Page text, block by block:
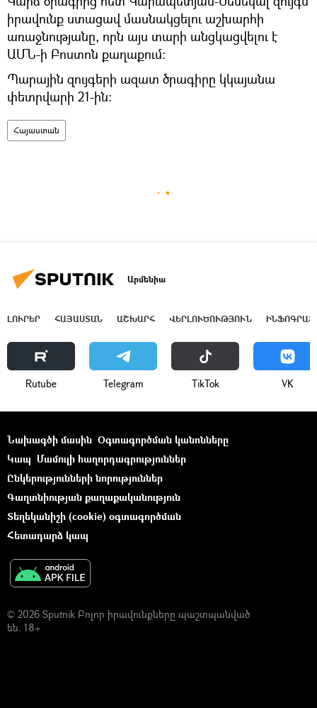
իրավունք ստացավ մասնակցելու աշխարհի
առաջնությանը, որն այս տարի անցկացվելու է
ԱՄՆ-ի Բոստոն քաղաքում:
Պարային զույգերի ազատ ծրագիրը կկայանա
փետրվարի 21-ին:
Հայաստան
Արմենիա
ԼՈՒՐԵՐ ՀԱՅԱՍՏԱՆ ԱՇԽԱՐՀ ՎԵՐԼՈՒԾՈՒԹՅՈՒՆ
Rutube Telegram ТikТоk VK
Նախագծի մասին Օգտագործման կանոնները
Կապ Մամուլի հաղորդագրություններ
Ընկերությունների նորություններ
Գաղտնիության քաղաքականություն
Տեղեկանիշի (cookie) օգտագործման
Հետադարձ կապ
© 2026 Sputnik Բոլոր իրավունքները պաշտպանված
են. 18+